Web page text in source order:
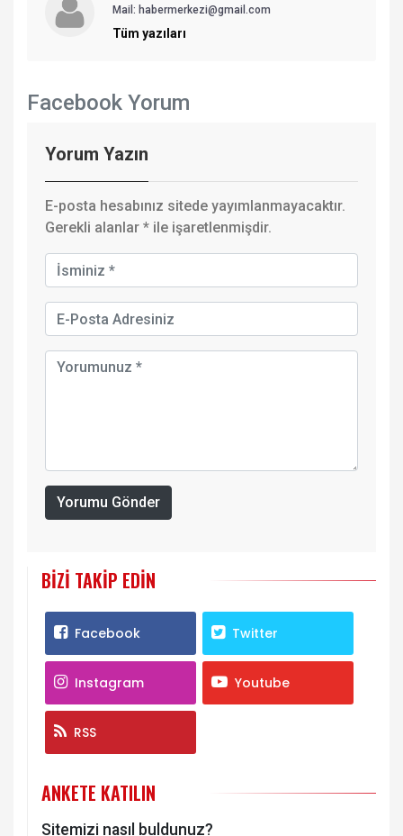
Mail: habermerkezi@gmail.com
Tüm yazıları
Facebook Yorum
Yorum Yazın
E-posta hesabınız sitede yayımlanmayacaktır.
Gerekli alanlar * ile işaretlenmişdir.
Yorumu Gönder
BIZI TAKIP EDIN
Facebook Twitter
Instagram Youtube
RSS
ANKETE KATILIN
Sitemizi nasıl buldunuz?